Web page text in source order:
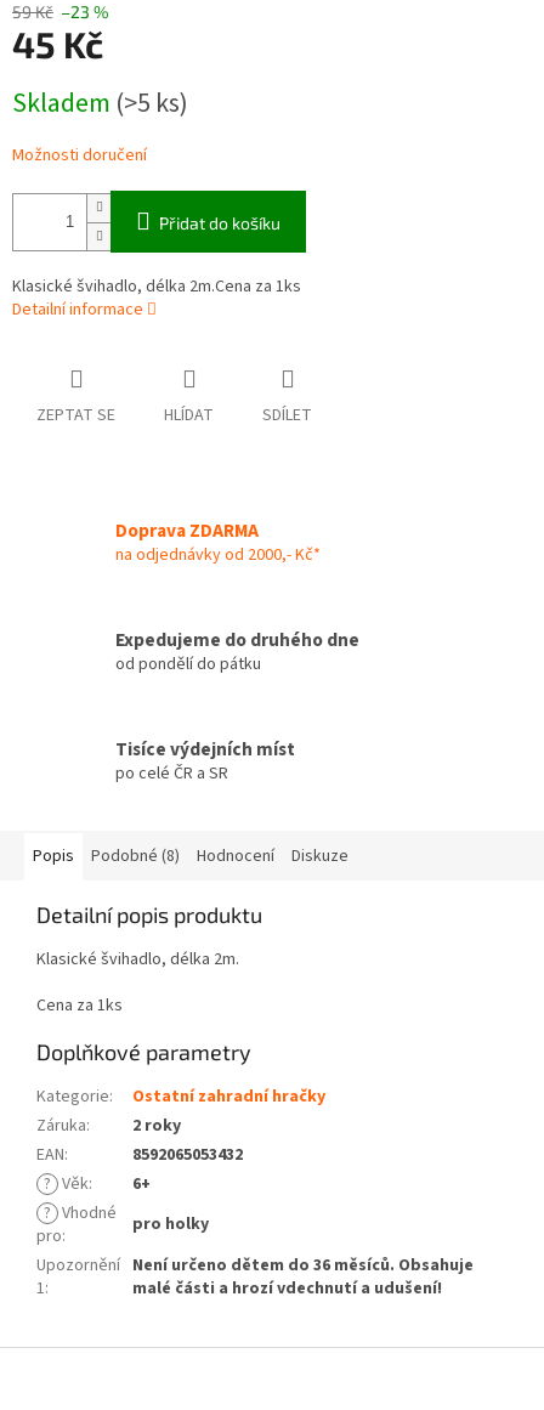
59 Kč –23 %
45 Kč
cena:
Skladem (>5 ks)
Možnosti doručení
Přidat do košíku
Klasické švihadlo, délka 2m.Cena za 1ks
Detailní informace
ZEPTAT SE HLÍDAT SDÍLET
Doprava ZDARMA
na odjednávky od 2000,- Kč*
Expedujeme do druhého dne
od pondělí do pátku
Tisíce výdejních míst
po celé ČR a SR
Popis Podobné (8) Hodnocení Diskuze
Detailní popis produktu
Klasické švihadlo, délka 2m.
Cena za 1ks
Doplňkové parametry
Kategorie:
Ostatní zahradní hračky
Záruka:
2 roky
EAN:
8592065053432
? Věk:
6+
? Vhodné
pro:
pro holky
Upozornění
1:
Není určeno dětem do 36 měsíců. Obsahuje
malé části a hrozí vdechnutí a udušení!